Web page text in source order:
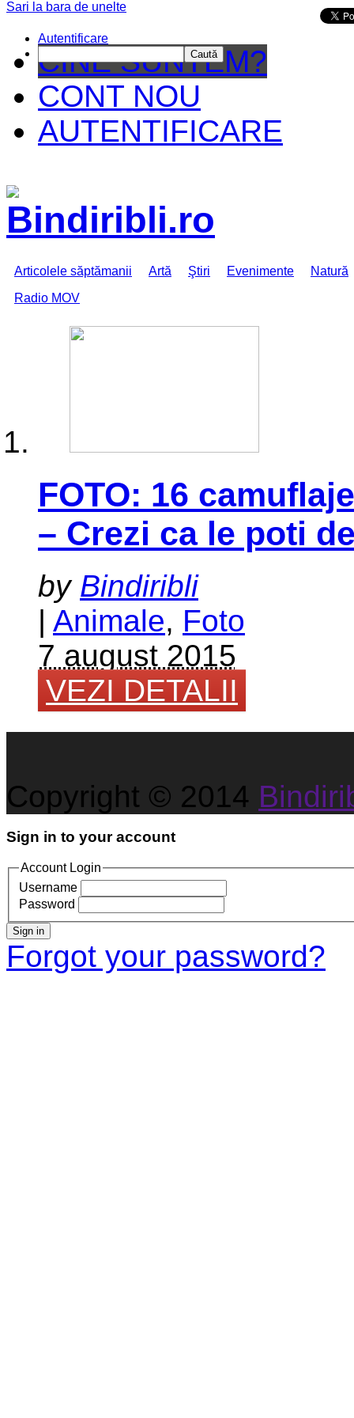
CINE SUNTEM?
CONT NOU
AUTENTIFICARE
Articolele săptămanii Artă Ştiri Evenimente
Natură
Radio MOV
FOTO: 16
– Crezi ca le poti
by Bindiribli
| Animale, Foto
7 august 2015
VEZI DETALII
Copyright © 2014
Sign in to your account
Account Login
Username
Password
Sign in
Forgot your password?
Sari la bara de unelte
Autentificare
Caută